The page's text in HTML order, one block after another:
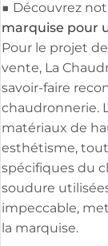
■ Découvrez
marquise pour
Pour le projet
vente, La
savoir-faire
chaudronnerie.
matériaux de
esthétisme,
spécifiques du
soudure
impeccable,
la marquise.